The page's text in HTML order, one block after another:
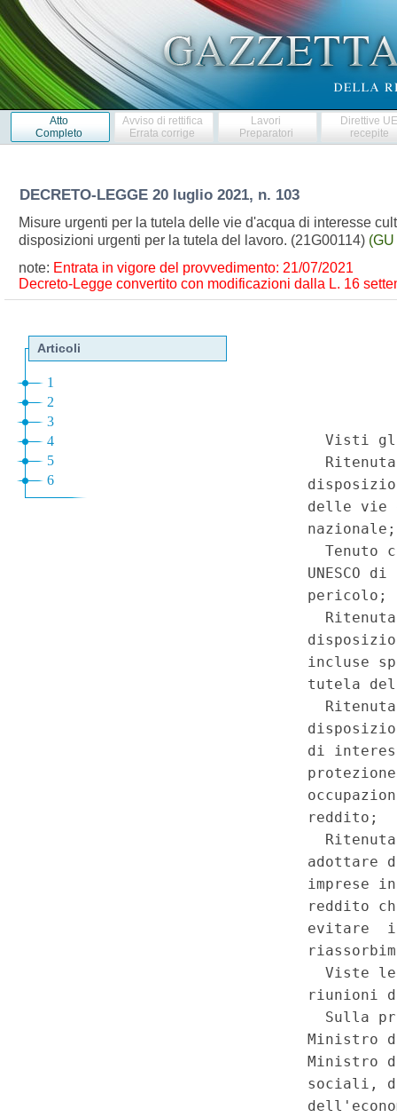
Atto
Completo
Avviso di rettifica
Errata corrige
Lavori
Preparatori
Direttive
recepite
DECRETO-LEGGE 20 luglio 2021, n. 103
Misure urgenti per la tutela delle vie d'acqua di interesse
disposizioni urgenti per la tutela del lavoro. (21G00114)
note: Entrata in vigore del provvedimento: 21/07/2021
Decreto-Legge convertito con modificazioni dalla L. 16